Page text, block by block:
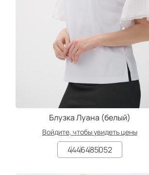
Блузка Луана (белый)
Войдите, чтобы увидеть цены
4446485052